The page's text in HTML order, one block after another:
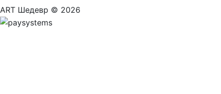
ART Шедевр © 2026